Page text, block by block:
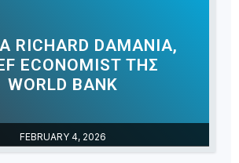
FEBRUARY 4, 2026
RICHARD DAMANIA,
ECONOMIST ΤΗΣ
WORLD BANK